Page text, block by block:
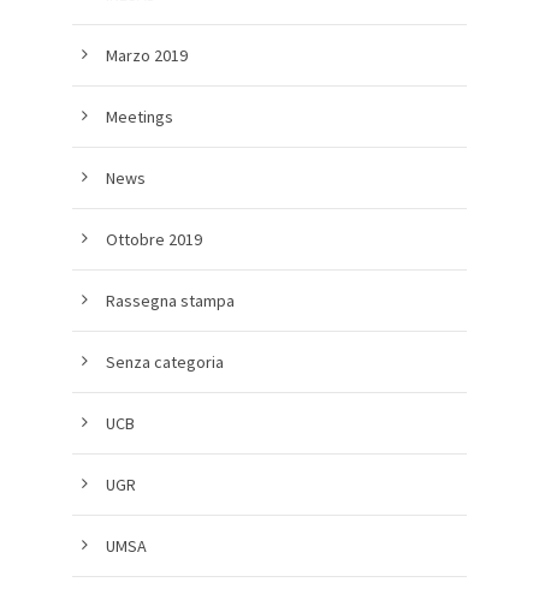
Marzo 2019
Meetings
News
Ottobre 2019
Rassegna stampa
Senza categoria
UCB
UGR
UMSA